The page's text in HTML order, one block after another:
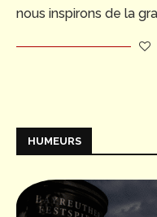
nous inspirons de la
HUMEURS